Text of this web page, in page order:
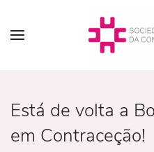
Está de volta a
em Contraceção!